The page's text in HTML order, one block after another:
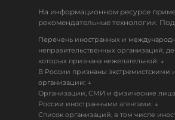
На информационном ресурсе
рекомендательные технологии.
Перечень иностранных и
неправительственных организаций,
которых признана нежелательной: ↓
В России признаны экстремистскими
организации: ↓
Организации, СМИ и физические
России иностранными агентами: ↓
Список организаций, в том числе